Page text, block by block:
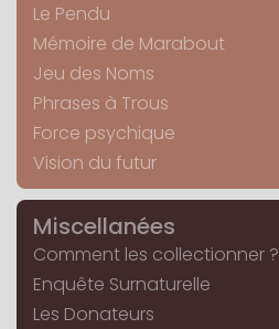
Le Pendu
Mémoire de Marabout
Jeu des Noms
Phrases à Trous
Force psychique
Vision du futur
Miscellanées
Comment les collectionner ?
Enquête Surnaturelle
Les Donateurs